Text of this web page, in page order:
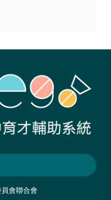
會聯合會